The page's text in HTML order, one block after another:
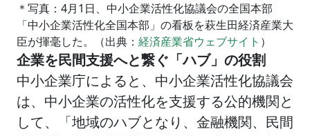
＊写真：4月1日、中小企業活性化協議会の全国本部
「中小企業活性化全国本部」の看板を萩生田経済産業大
臣が揮毫した。（出典： 経済産業省ウェブサイト ）
企業を民間支援へと繋ぐ「ハブ」の役割
中小企業庁によると、中小企業活性化協議会
は、中小企業の活性化を支援する公的機関と
して、「地域のハブとなり、金融機関、民間